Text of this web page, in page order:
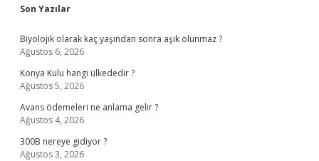
Sidebar
Son Yazılar
Biyolojik olarak kaç yaşından sonra aşık olunmaz ?
Ağustos 6, 2026
Konya Kulu hangi ülkededir ?
Ağustos 5, 2026
Avans ödemeleri ne anlama gelir ?
Ağustos 4, 2026
300B nereye gidiyor ?
Ağustos 3, 2026